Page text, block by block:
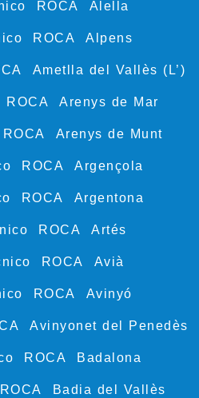
ROCA Alella
ROCA Alpens
Ametlla del Vallès (L’)
Arenys de Mar
Arenys de Munt
ROCA Argençola
ROCA Argentona
ROCA Artés
ROCA Avià
ROCA Avinyó
Avinyonet del Penedès
ROCA Badalona
Badia del Vallès